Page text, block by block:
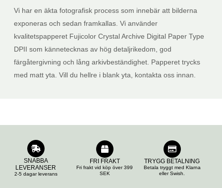
Vi har en äkta fotografisk process som innebär att bilderna
exponeras och sedan framkallas. Vi använder
kvalitetspapperet Fujicolor Crystal Archive Digital Paper Type
DPII som kännetecknas av hög detaljrikedom, god
färgåtergivning och lång arkivbeständighet. Papperet trycks
med matt yta. Vill du hellre i blank yta, kontakta oss innan.
SNABBA
LEVERANSER
2-5 dagar leverans
FRI FRAKT
Fri frakt vid köp över 399
SEK
TRYGG BETALNING
Betala tryggt med Klarna
eller Swish.